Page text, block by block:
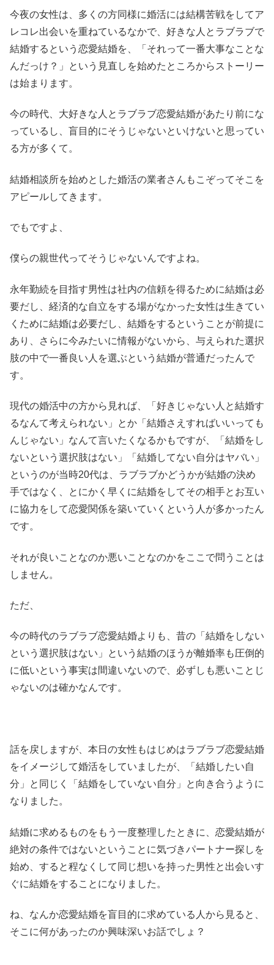
今夜の女性は、多くの方同様に婚活には結構苦戦をしてア
レコレ出会いを重ねているなかで、好きな人とラブラブで
結婚するという恋愛結婚を、「それって一番大事なことな
んだっけ？」という見直しを始めたところからストーリー
は始まります。
今の時代、大好きな人とラブラブ恋愛結婚があたり前にな
っているし、盲目的にそうじゃないといけないと思ってい
る方が多くて。
結婚相談所を始めとした婚活の業者さんもこぞってそこを
アピールしてきます。
でもですよ、
僕らの親世代ってそうじゃないんですよね。
永年勤続を目指す男性は社内の信頼を得るために結婚は必
要だし、経済的な自立をする場がなかった女性は生きてい
くために結婚は必要だし、結婚をするということが前提に
あり、さらに今みたいに情報がないから、与えられた選択
肢の中で一番良い人を選ぶという結婚が普通だったんで
す。
現代の婚活中の方から見れば、「好きじゃない人と結婚す
るなんて考えられない」とか「結婚さえすればいいっても
んじゃない」なんて言いたくなるかもですが、「結婚をし
ないという選択肢はない」「結婚してない自分はヤバい」
というのが当時20代は、ラブラブかどうかが結婚の決め
手ではなく、とにかく早くに結婚をしてその相手とお互い
に協力をして恋愛関係を築いていくという人が多かったん
です。
それが良いことなのか悪いことなのかをここで問うことは
しません。
ただ、
今の時代のラブラブ恋愛結婚よりも、昔の「結婚をしない
という選択肢はない」という結婚のほうが離婚率も圧倒的
に低いという事実は間違いないので、必ずしも悪いことじ
ゃないのは確かなんです。
話を戻しますが、本日の女性もはじめはラブラブ恋愛結婚
をイメージして婚活をしていましたが、「結婚したい自
分」と同じく「結婚をしていない自分」と向き合うように
なりました。
結婚に求めるものをもう一度整理したときに、恋愛結婚が
絶対の条件ではないということに気づきパートナー探しを
始め、すると程なくして同じ想いを持った男性と出会いす
ぐに結婚をすることになりました。
ね、なんか恋愛結婚を盲目的に求めている人から見ると、
そこに何があったのか興味深いお話でしょ？